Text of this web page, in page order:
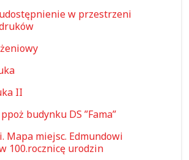
w przestrzeni
II
budynku DS ”Fama”
Mapa miejsc. Edmundowi
100.rocznicę urodzin